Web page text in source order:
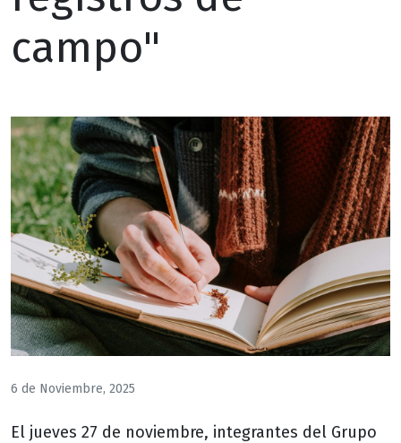
campo"
6 de Noviembre, 2025
El jueves 27 de noviembre, integrantes del Grupo